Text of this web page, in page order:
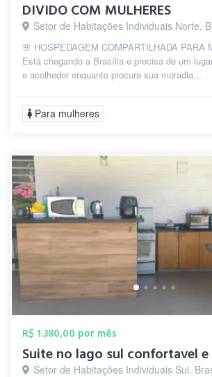
DIVIDO COM MULHERES
Setor de Habitações Individuais Norte,
🌸 HOSPEDAGEM COMPARTILHADA PARA
Está chegando a Brasília e precisa de um
e acolhedor enquanto procura sua moradia...
Para mulheres
R$ 1.380,00 por mês
Suite no lago sul confortavel e
Setor de Habitações Individuais Sul,